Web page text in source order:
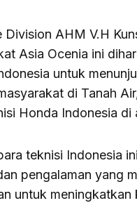
AHM V.H
Asia Ocenia ini
untuk
di Tanah
Honda Indonesia di
teknisi Indonesia
pengalaman yang
untuk